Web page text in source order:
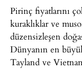
Pirinç fiyatlarını
kuraklıklar ve
düzensizleşen
Dünyanın en
Tayland ve